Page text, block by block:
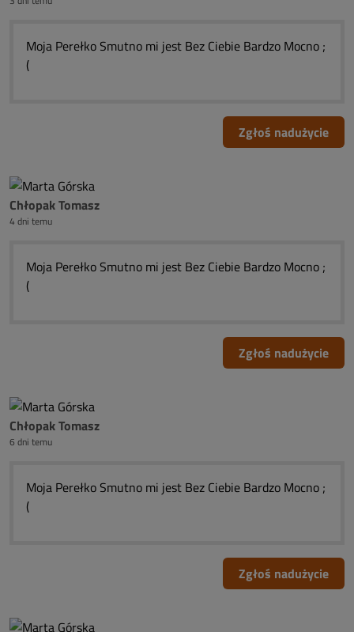
Moja Perełko Smutno mi jest Bez Ciebie Bardzo Mocno ;
(
Zgłoś nadużycie
Chłopak Tomasz
4 dni temu
Moja Perełko Smutno mi jest Bez Ciebie Bardzo Mocno ;
(
Zgłoś nadużycie
Chłopak Tomasz
6 dni temu
Moja Perełko Smutno mi jest Bez Ciebie Bardzo Mocno ;
(
Zgłoś nadużycie